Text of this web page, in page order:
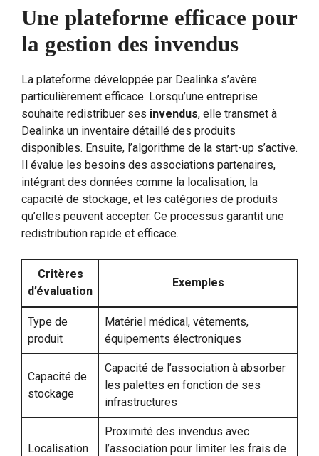
Une plateforme efficace pour
la gestion des invendus
La plateforme développée par Dealinka s’avère
particulièrement efficace. Lorsqu’une entreprise
souhaite redistribuer ses invendus, elle transmet à
Dealinka un inventaire détaillé des produits
disponibles. Ensuite, l’algorithme de la start-up s’active.
Il évalue les besoins des associations partenaires,
intégrant des données comme la localisation, la
capacité de stockage, et les catégories de produits
qu’elles peuvent accepter. Ce processus garantit une
redistribution rapide et efficace.
Critères
d’évaluation
Exemples
Type de
produit
Matériel médical, vêtements,
équipements électroniques
Capacité de
stockage
Capacité de l’association à absorber
les palettes en fonction de ses
infrastructures
Localisation
Proximité des invendus avec
l’association pour limiter les frais de